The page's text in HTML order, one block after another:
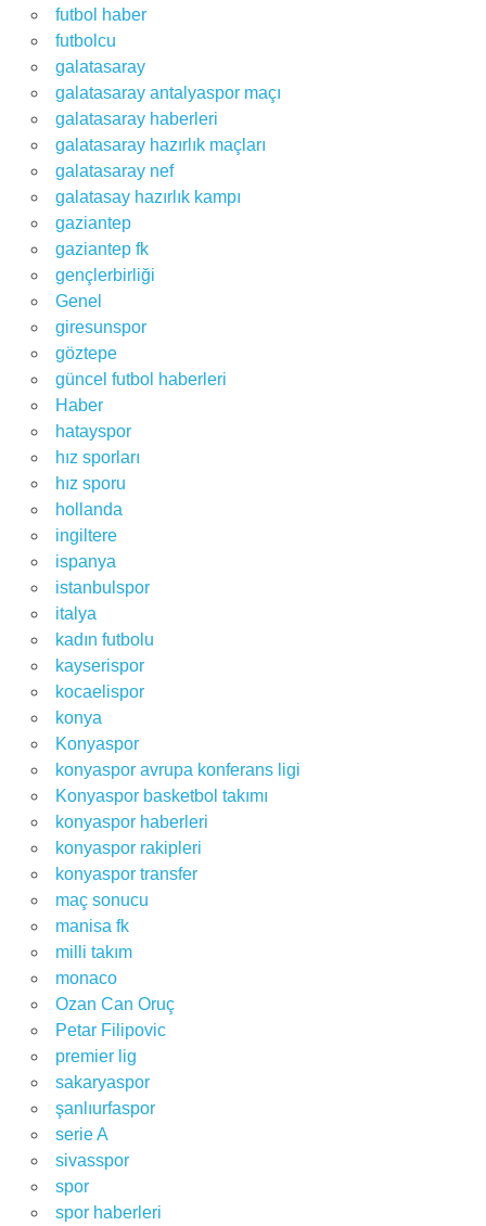
futbol haber
futbolcu
galatasaray
galatasaray antalyaspor maçı
galatasaray haberleri
galatasaray hazırlık maçları
galatasaray nef
galatasay hazırlık kampı
gaziantep
gaziantep fk
gençlerbirliği
Genel
giresunspor
göztepe
güncel futbol haberleri
Haber
hatayspor
hız sporları
hız sporu
hollanda
ingiltere
ispanya
istanbulspor
italya
kadın futbolu
kayserispor
kocaelispor
konya
Konyaspor
konyaspor avrupa konferans ligi
Konyaspor basketbol takımı
konyaspor haberleri
konyaspor rakipleri
konyaspor transfer
maç sonucu
manisa fk
milli takım
monaco
Ozan Can Oruç
Petar Filipovic
premier lig
sakaryaspor
şanlıurfaspor
serie A
sivasspor
spor
spor haberleri